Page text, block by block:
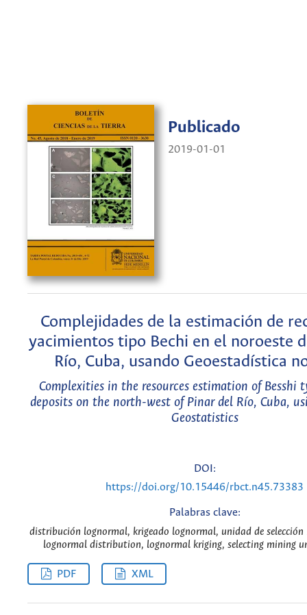
Publicado
2019-01-01
Complejidades de la estimación de
yacimientos tipo Bechi en el noroeste
Río, Cuba, usando Geoestadística
Complexities in the resources estimation of Besshi
deposits on the north-west of Pinar del Río, Cuba,
Geostatistics
DOI:
https://doi.org/10.15446/rbct.n45.73383
Palabras clave:
distribución lognormal, krigeado lognormal, unidad de selección
lognormal distribution, lognormal kriging, selecting mining
PDF XML